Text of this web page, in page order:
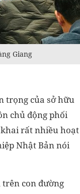
Giang
trọng của sở hữu
chủ động phối
rất nhiều hoạt
Nhật Bản nói
trên con đường